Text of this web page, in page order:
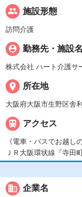
people 施設形態
訪問介護
person_pin 勤務先・施設名
株式会社 ハート介護サ
place 所在地
大阪府大阪市生野区舎
 アクセス
《電車・バスでお越し
ＪＲ大阪環状線『寺田
business 企業名